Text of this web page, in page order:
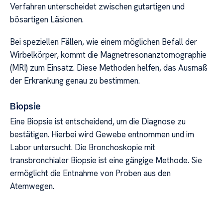
Verfahren unterscheidet zwischen gutartigen und
bösartigen Läsionen.
Bei speziellen Fällen, wie einem möglichen Befall der
Wirbelkörper, kommt die Magnetresonanztomographie
(MRI) zum Einsatz. Diese Methoden helfen, das Ausmaß
der Erkrankung genau zu bestimmen.
Biopsie
Eine Biopsie ist entscheidend, um die Diagnose zu
bestätigen. Hierbei wird Gewebe entnommen und im
Labor untersucht. Die Bronchoskopie mit
transbronchialer Biopsie ist eine gängige Methode. Sie
ermöglicht die Entnahme von Proben aus den
Atemwegen.